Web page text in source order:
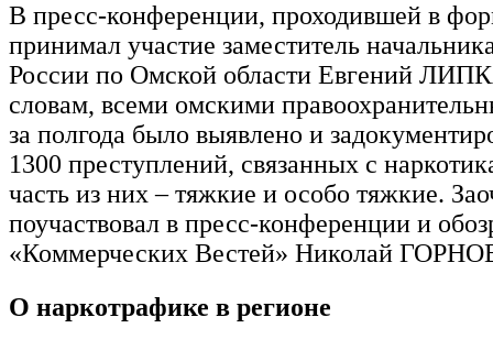
В пресс-конференции, проходившей в
принимал участие заместитель
России по Омской области Евгений
словам, всеми омскими
за полгода было выявлено и
1300 преступлений, связанных с
часть из них – тяжкие и особо тяжкие.
поучаствовал в пресс-конференции и
«Коммерческих Вестей» Николай
О наркотрафике в регионе